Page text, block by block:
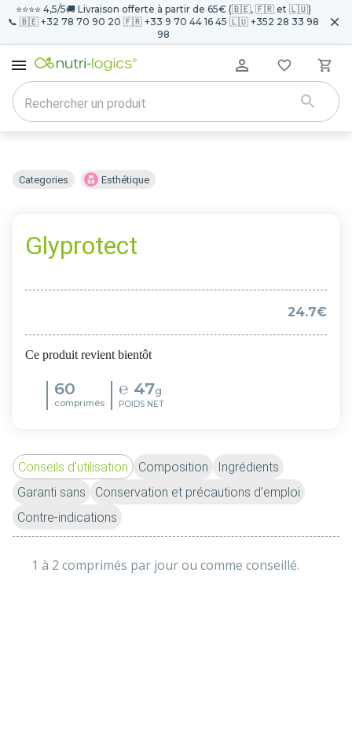
⭐️⭐️⭐️⭐️ 4,5/5🚚 Livraison offerte à partir de 65€ (🇧🇪, 🇫🇷 et 🇱🇺)
📞 🇧🇪 +32 78 70 90 20 🇫🇷 +33 9 70 44 16 45 🇱🇺 +352 28 33 98
98
Categories Esthétique
Glyprotect
24.7€
Ce produit revient bientôt
60
comprimés
℮ 47g
POIDS NET
Conseils d'utilisation Composition
Ingrédients
Garanti sans
Conservation et précautions d’emploi
Contre-indications
1 à 2 comprimés par jour ou comme conseillé.